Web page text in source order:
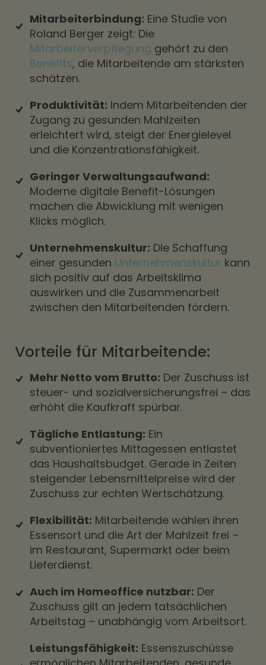
Mitarbeiterbindung: Eine Studie von
Roland Berger zeigt: Die
Mitarbeiterverpflegung gehört zu den
Benefits, die Mitarbeitende am stärksten
schätzen.
Produktivität: Indem Mitarbeitenden der
Zugang zu gesunden Mahlzeiten
erleichtert wird, steigt der Energielevel
und die Konzentrationsfähigkeit.
Geringer Verwaltungsaufwand:
Moderne digitale Benefit-Lösungen
machen die Abwicklung mit wenigen
Klicks möglich.
Unternehmenskultur: Die Schaffung
einer gesunden Unternehmenskultur kann
sich positiv auf das Arbeitsklima
auswirken und die Zusammenarbeit
zwischen den Mitarbeitenden fördern.
Vorteile für Mitarbeitende:
Mehr Netto vom Brutto: Der Zuschuss ist
steuer- und sozialversicherungsfrei – das
erhöht die Kaufkraft spürbar.
Tägliche Entlastung: Ein
subventioniertes Mittagessen entlastet
das Haushaltsbudget. Gerade in Zeiten
steigender Lebensmittelpreise wird der
Zuschuss zur echten Wertschätzung.
Flexibilität: Mitarbeitende wählen ihren
Essensort und die Art der Mahlzeit frei –
im Restaurant, Supermarkt oder beim
Lieferdienst.
Auch im Homeoffice nutzbar: Der
Zuschuss gilt an jedem tatsächlichen
Arbeitstag – unabhängig vom Arbeitsort.
Leistungsfähigkeit: Essenszuschüsse